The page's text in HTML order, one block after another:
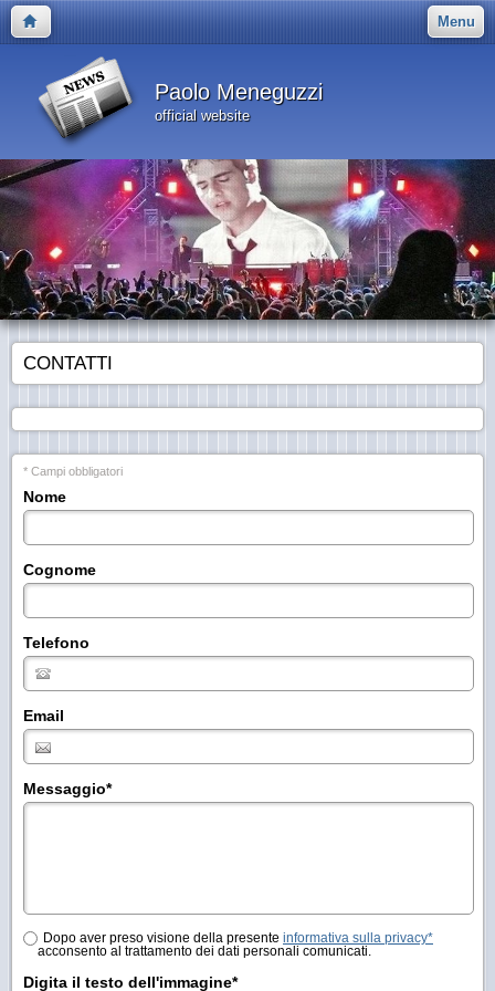
Menu
Paolo Meneguzzi
official website
CONTATTI
* Campi obbligatori
Nome
Cognome
Telefono
Email
Messaggio*
Dopo aver preso visione della presente informativa sulla privacy*
acconsento al trattamento dei dati personali comunicati.
Digita il testo dell'immagine*